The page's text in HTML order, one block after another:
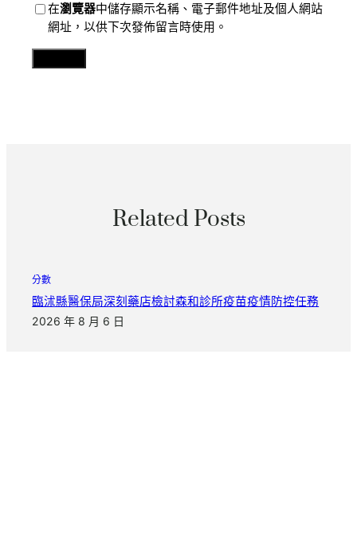
在瀏覽器中儲存顯示名稱、電子郵件地址及個人網站
網址，以供下次發佈留言時使用。
Related Posts
分數
臨沭縣醫保局深刻藥店檢討森和診所疫苗疫情防控任務
2026 年 8 月 6 日